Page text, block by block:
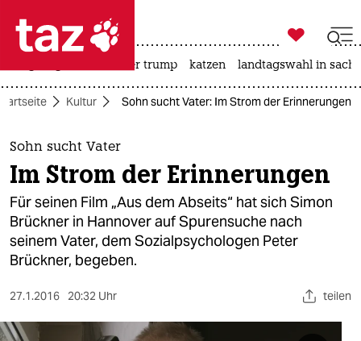
 taz zahl ich
taz zahl ich
themen
politik
öko
gesellschaft
kultur
sport

taz zahl ich
usa unter trump katzen landtagswahl in
Kultur Sohn sucht Vater: Im Strom der Erinnerungen
Sohn sucht Vater
Im Strom der Erinnerungen
Für seinen Film „Aus dem Abseits“ hat sich Simon
Brückner in Hannover auf Spurensuche nach
seinem Vater, dem Sozialpsychologen Peter
Brückner, begeben.
27.1.2016 20:32 Uhr teilen